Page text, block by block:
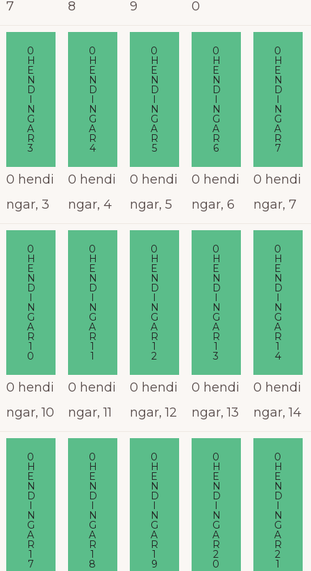
7
8
9
0
0
H
E
N
D
I
N
G
A
R
3
0 hendi
ngar, 3
0
H
E
N
D
I
N
G
A
R
4
0 hendi
ngar, 4
0
H
E
N
D
I
N
G
A
R
5
0 hendi
ngar, 5
0
H
E
N
D
I
N
G
A
R
6
0 hendi
ngar, 6
0
H
E
N
D
I
N
G
A
R
7
0 hendi
ngar, 7
0
H
E
N
D
I
N
G
A
R
1
0
0 hendi
ngar,10
0
H
E
N
D
I
N
G
A
R
1
1
0 hendi
ngar,11
0
H
E
N
D
I
N
G
A
R
1
2
0 hendi
ngar,12
0
H
E
N
D
I
N
G
A
R
1
3
0 hendi
ngar,13
0
H
E
N
D
I
N
G
A
R
1
4
0 hendi
ngar,14
0
H
E
N
D
I
N
G
A
R
1
7
0
H
E
N
D
I
N
G
A
R
1
8
0
H
E
N
D
I
N
G
A
R
1
9
0
H
E
N
D
I
N
G
A
R
2
0
0
H
E
N
D
I
N
G
A
R
2
1